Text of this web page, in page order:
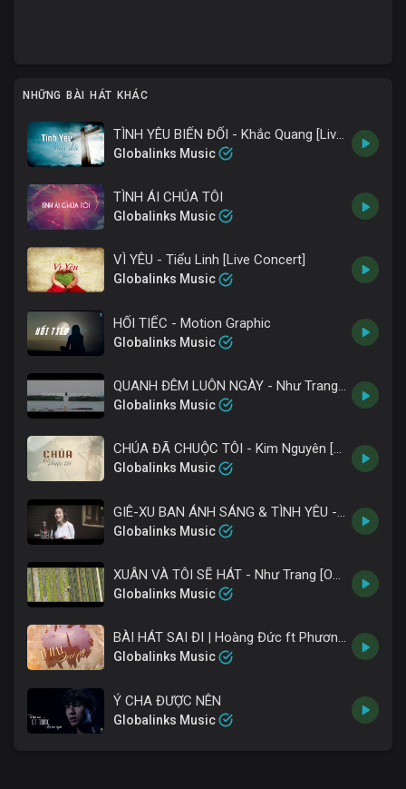
NHỮNG BÀI HÁT KHÁC
TÌNH YÊU BIẾN ĐỔI - Khắc Quang [Live Concert]
Globalinks Music
TÌNH ÁI CHÚA TÔI
Globalinks Music
VÌ YÊU - Tiểu Linh [Live Concert]
Globalinks Music
HỐI TIẾC - Motion Graphic
Globalinks Music
QUANH ĐÊM LUÔN NGÀY - Như Trang [Acoustic - Official MV 4K]
Globalinks Music
CHÚA ĐÃ CHUỘC TÔI - Kim Nguyên [Live Concert]
Globalinks Music
GIÊ-XU BAN ÁNH SÁNG & TÌNH YÊU - Như Trang [Official MV full HD]
Globalinks Music
XUÂN VÀ TÔI SẼ HÁT - Như Trang [Official MV 4K]
Globalinks Music
BÀI HÁT SAI ĐI | Hoàng Đức ft Phương Lý
Globalinks Music
Ý CHA ĐƯỢC NÊN
Globalinks Music